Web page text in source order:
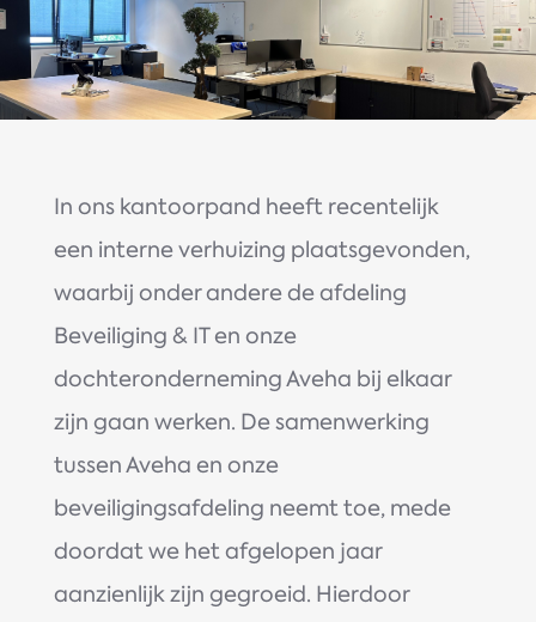
In ons kantoorpand heeft recentelijk
een interne verhuizing plaatsgevonden,
waarbij onder andere de afdeling
Beveiliging & IT en onze
dochteronderneming Aveha bij elkaar
zijn gaan werken. De samenwerking
tussen Aveha en onze
beveiligingsafdeling neemt toe, mede
doordat we het afgelopen jaar
aanzienlijk zijn gegroeid. Hierdoor